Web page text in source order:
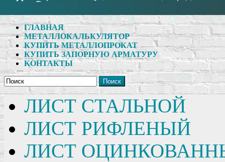
ГЛАВНАЯ
МЕТАЛЛОКАЛЬКУЛЯТОР
КУПИТЬ МЕТАЛЛОПРОКАТ
КУПИТЬ ЗАПОРНУЮ АРМАТУРУ
КОНТАКТЫ
Поиск
ЛИСТ СТАЛЬНОЙ
ЛИСТ РИФЛЕНЫЙ
ЛИСТ